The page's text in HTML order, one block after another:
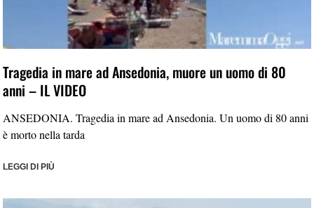
Tragedia in mare ad Ansedonia, muore un uomo di 80
anni – IL VIDEO
ANSEDONIA. Tragedia in mare ad Ansedonia. Un uomo di 80 anni
è morto nella tarda
LEGGI DI PIÙ